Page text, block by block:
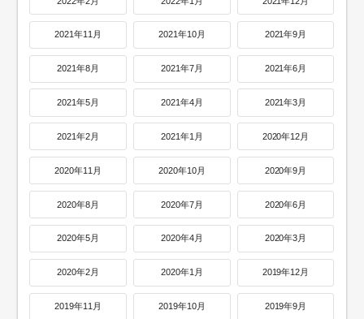
2021年11月 2021年10月 2021年9月
2021年8月 2021年7月 2021年6月
2021年5月 2021年4月 2021年3月
2021年2月 2021年1月 2020年12月
2020年11月 2020年10月 2020年9月
2020年8月 2020年7月 2020年6月
2020年5月 2020年4月 2020年3月
2020年2月 2020年1月 2019年12月
2019年11月 2019年10月 2019年9月